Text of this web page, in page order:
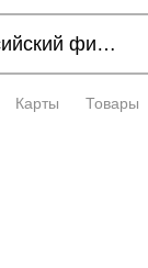
Карты Товары